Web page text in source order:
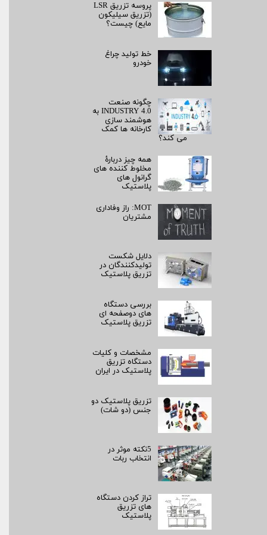
پروسه تزریق LSR
(تزریق سیلیکون
مایع) چیست؟
خط تولید چراغ
خودرو
چگونه صنعت
INDUSTRY 4.0 به
هوشمند سازی
کارخانه ها کمک
می کند؟
همه چیز دربارۀ
مخلوط کننده های
گرانول های
پلاستیک
MOT: راز وفاداری
مشتریان
دلایل شکست
تولیدکنندگان در
تزریق پلاستیک
بررسی دستگاه
های دوصفحه ای
تزریق پلاستیک
مشخصات و کلیات
دستگاه تزریق
پلاستیک در ایران
تزریق پلاستیک دو
جنس (دو شات)
5نکته موثر در
انتخاب ربات
تراز کردن دستگاه
های تزریق
پلاستیک